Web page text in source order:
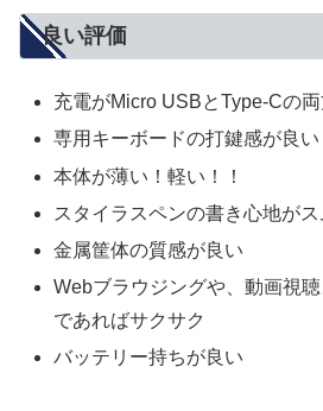
良い評価
充電がMicro USBとType-Cの
専用キーボードの打鍵感が良い
本体が薄い！軽い！！
スタイラスペンの書き心地が
金属筐体の質感が良い
Webブラウジングや、動画視
であればサクサク
バッテリー持ちが良い